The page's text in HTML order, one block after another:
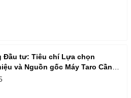
Đầu tư: Tiêu chí Lựa chọn
và Nguồn gốc Máy Taro Cần
khẩu